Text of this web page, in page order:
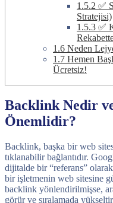
1.5.2 ✅
Stratejisi)
1.5.3 ✅
1.6 Neden
1.7 Hemen
Ücretsiz!
Backlink Nedir
Önemlidir?
Backlink, başka bir web
tıklanabilir bağlantıdır.
dijitalde bir “referans”
bir işletmenin web sitesine
backlink yönlendirilmişse,
görür ve sıralamada